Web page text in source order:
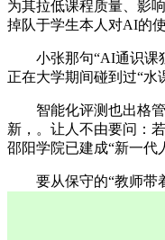
为其拉低课程质量、影
掉队于学生本人对AI的使
小张那句“AI通识课独
正在大学期间碰到过“水
智能化评测也出格管
新，。让人不由要问：
邵阳学院已建成“新一代
要从保守的“教师带着